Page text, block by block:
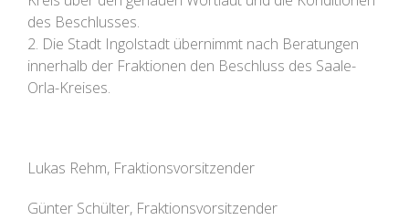
des Beschlusses.
2. Die Stadt Ingolstadt übernimmt nach Beratungen
innerhalb der Fraktionen den Beschluss des Saale-
Orla-Kreises.
Lukas Rehm, Fraktionsvorsitzender
Günter Schülter, Fraktionsvorsitzender